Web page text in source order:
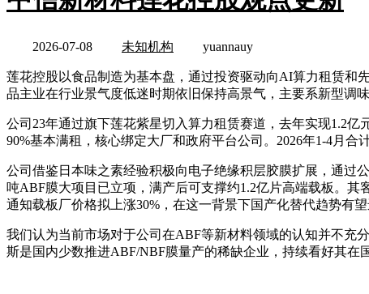
2026-07-08 未知机构 yuannauy
莲花控股以食品制造为基本盘，通过投资驱动向AI算力租赁和
品主业在行业景气度低迷时期依旧保持高景气，主要系新型调
公司23年通过旗下莲花紫星切入算力租赁赛道，去年实现1.2亿
90%基本满租，核心绑定大厂和政府平台公司。2026年1-4月合
公司借鉴日本味之素经验积极向电子绝缘积层胶膜扩展，通过
吨ABF膜大项目已立项，满产后可支撑约1.2亿片高端载板。
通知载板厂价格拟上涨30%，在这一背景下国产化替代趋势有
我们认为当前市场对于公司在ABF等新材料领域的认知并不充
斯是国内少数推进ABF/NBF膜量产的稀缺企业，持续看好其在